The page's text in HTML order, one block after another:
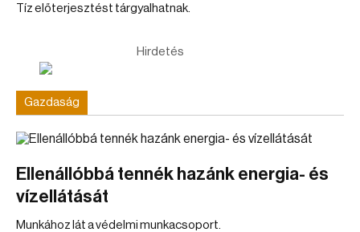
Tíz előterjesztést tárgyalhatnak.
Hirdetés
Gazdaság
Ellenállóbbá tennék hazánk energia- és
vízellátását
Munkához lát a védelmi munkacsoport.